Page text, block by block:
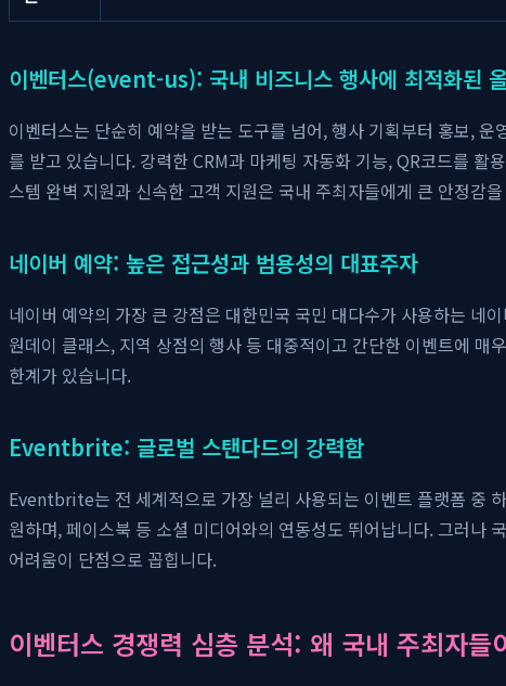
이벤터스(event-us): 국내 비즈니스 행사에 최적화된
이벤터스는 단순히 예약을 받는 도구를 넘어, 행사 기획부터 홍보,
를 받고 있습니다. 강력한 CRM과 마케팅 자동화 기능, QR코드를
스템 완벽 지원과 신속한 고객 지원은 국내 주최자들에게 큰 안정감
네이버 예약: 높은 접근성과 범용성의 대표주자
네이버 예약의 가장 큰 강점은 대한민국 국민 대다수가 사용하는 네
원데이 클래스, 지역 상점의 행사 등 대중적이고 간단한 이벤트에
한계가 있습니다.
Eventbrite: 글로벌 스탠다드의 강력함
Eventbrite는 전 세계적으로 가장 널리 사용되는 이벤트 플랫폼 중
원하며, 페이스북 등 소셜 미디어와의 연동성도 뛰어납니다. 그러나
어려움이 단점으로 꼽힙니다.
이벤터스 경쟁력 심층 분석: 왜 국내 주최자들